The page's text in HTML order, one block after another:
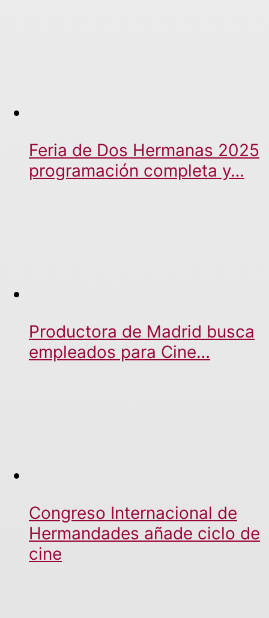
Feria de Dos Hermanas 2025
programación completa y…
Productora de Madrid busca
empleados para Cine…
Congreso Internacional de
Hermandades añade ciclo de
cine